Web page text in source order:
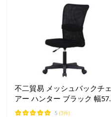
不二貿易 メッシュバックチェ
アー ハンター ブラック 幅57×
奥行57×高さ87.5〜99.5（座面
5 (3件)